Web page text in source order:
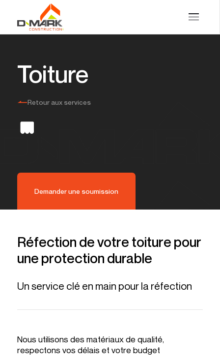
Toiture
Retour aux services
Demander une soumission
Réfection de votre toiture pour
une protection durable
Un service clé en main pour la réfection
Nous utilisons des matériaux de qualité,
respectons vos délais et votre budget